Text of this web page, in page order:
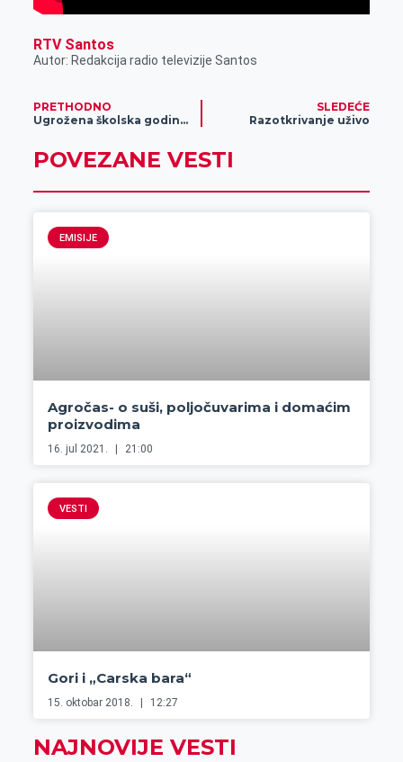
RTV Santos
Autor: Redakcija radio televizije Santos
PRETHODNO
Ugrožena školska godina?
SLEDEĆE
Razotkrivanje uživo
POVEZANE VESTI
EMISIJE
Agročas- o suši, poljočuvarima i domaćim
proizvodima
16. jul 2021. 21:00
VESTI
Gori i „Carska bara“
15. oktobar 2018. 12:27
NAJNOVIJE VESTI